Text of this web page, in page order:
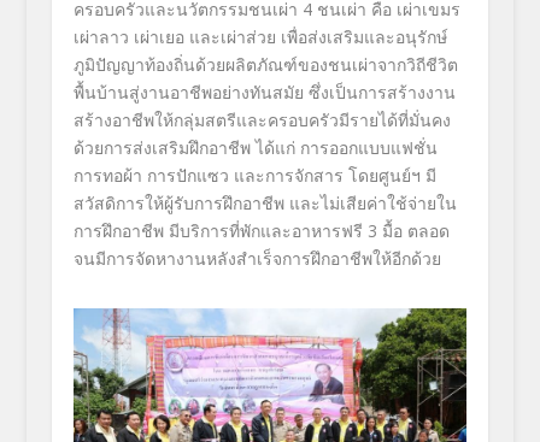
ครอบครัวและนวัตกรรมชนเผ่า 4 ชนเผ่า คือ เผ่าเขมร
เผ่าลาว เผ่าเยอ และเผ่าส่วย เพื่อส่งเสริมและอนุรักษ์
ภูมิปัญญาท้องถิ่นด้วยผลิตภัณฑ์ของชนเผ่าจากวิถีชีวิต
พื้นบ้านสู่งานอาชีพอย่างทันสมัย ซึ่งเป็นการสร้างงาน
สร้างอาชีพให้กลุ่มสตรีและครอบครัวมีรายได้ที่มั่นคง
ด้วยการส่งเสริมฝึกอาชีพ ได้แก่ การออกแบบแฟชั่น
การทอผ้า การปักแซว และการจักสาร โดยศูนย์ฯ มี
สวัสดิการให้ผู้รับการฝึกอาชีพ และไม่เสียค่าใช้จ่ายใน
การฝึกอาชีพ มีบริการที่พักและอาหารฟรี 3 มื้อ ตลอด
จนมีการจัดหางานหลังสำเร็จการฝึกอาชีพให้อีกด้วย